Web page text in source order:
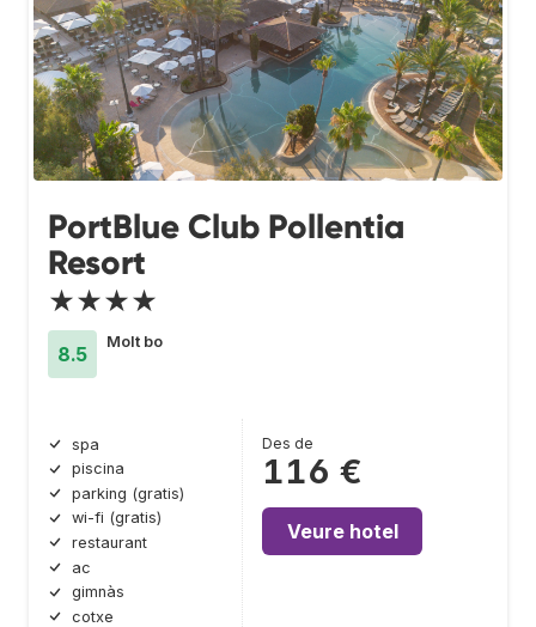
PortBlue Club Pollentia
Resort
★★★★
8.5
Molt bo
spa
piscina
parking (gratis)
wi-fi (gratis)
restaurant
ac
gimnàs
cotxe
Des de
116 €
Veure hotel